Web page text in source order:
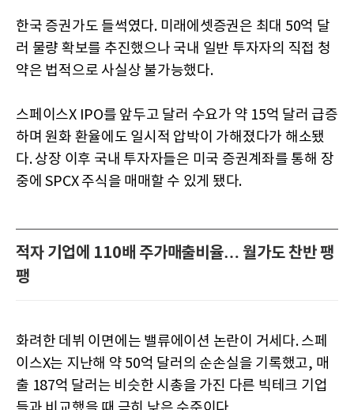
한국 증권가도 들썩였다. 미래에셋증권은 최대 50억 달
러 물량 확보를 추진했으나 국내 일반 투자자의 직접 청
약은 법적으로 사실상 불가능했다.
스페이스X IPO를 앞두고 달러 수요가 약 15억 달러 급증
하며 원화 환율에도 일시적 압박이 가해졌다가 해소됐
다. 상장 이후 국내 투자자들은 미국 증권계좌를 통해 장
중에 SPCX 주식을 매매할 수 있게 됐다.
적자 기업에 110배 주가매출비율… 월가도 찬반 팽
팽
화려한 데뷔 이면에는 밸류에이션 논란이 거세다. 스페
이스X는 지난해 약 50억 달러의 순손실을 기록했고, 매
출 187억 달러는 비슷한 시총을 가진 다른 빅테크 기업